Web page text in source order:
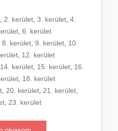
2. kerület, 3. kerület, 4.
, 6. kerület
8. kerület, 9. kerület, 10.
12. kerület
14. kerület, 15. kerület, 16.
, 18. kerület
, 20. kerület, 21. kerület,
23. kerület